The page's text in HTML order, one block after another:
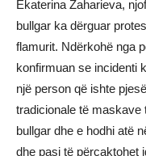
Ekaterina Zaharieva,
bullgar ka dërguar
flamurit. Ndërkohë nga
konfirmuan se incidenti
një person që ishte
tradicionale të maskave
bullgar dhe e hodhi atë
dhe pasi të përcaktohet